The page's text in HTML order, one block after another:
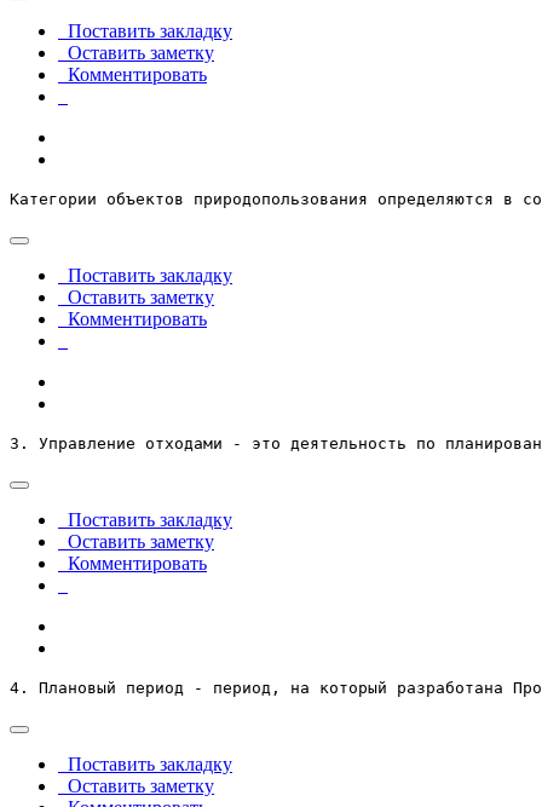
Поставить закладку
Оставить заметку
Комментировать
Категории объектов природопользования определяются в
Поставить закладку
Оставить заметку
Комментировать
3. Управление отходами - это деятельность по
Поставить закладку
Оставить заметку
Комментировать
4. Плановый период - период, на который разработана
Поставить закладку
Оставить заметку